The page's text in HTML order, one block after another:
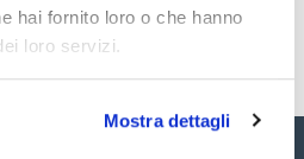
hai fornito loro o che hanno
loro servizi.
Mostra dettagli